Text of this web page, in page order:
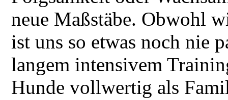
neue Maßstäbe. Obwohl
ist uns so etwas noch nie
langem intensivem
Hunde vollwertig als